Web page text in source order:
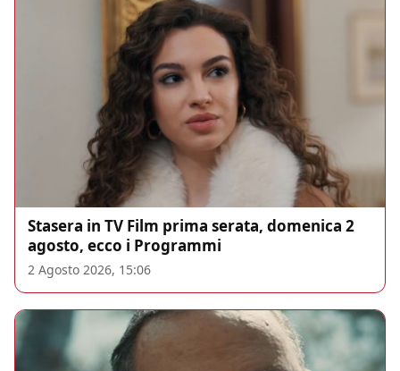
Stasera in TV Film prima serata, domenica 2
agosto, ecco i Programmi
2 Agosto 2026, 15:06